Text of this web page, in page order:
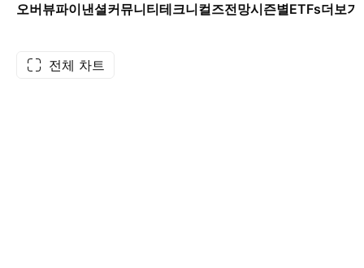
오버뷰파이낸셜커뮤니티테크니컬즈전망시즌별ETFs더보기
전체 차트